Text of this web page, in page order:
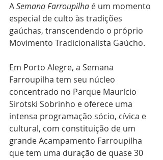
A Semana Farroupilha é um momento
especial de culto às tradições
gaúchas, transcendendo o próprio
Movimento Tradicionalista Gaúcho.
Em Porto Alegre, a Semana
Farroupilha tem seu núcleo
concentrado no Parque Maurício
Sirotski Sobrinho e oferece uma
intensa programação sócio, cívica e
cultural, com constituição de um
grande Acampamento Farroupilha
que tem uma duração de quase 30